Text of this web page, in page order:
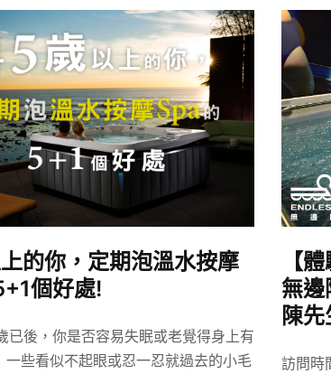
的你，定期泡溫水按摩
個好處!
後，你是否容易失眠或老覺得身上有
一些看似不起眼或忍一忍就過去的小毛
【
無
陳先
訪問時